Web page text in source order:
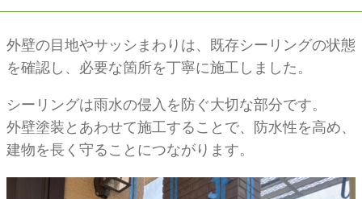
外壁の目地やサッシまわりは、既存シーリングの状態
を確認し、必要な箇所を丁寧に施工しました。
シーリングは雨水の侵入を防ぐ大切な部分です。
外壁塗装とあわせて施工することで、防水性を高め、
建物を長く守ることにつながります。